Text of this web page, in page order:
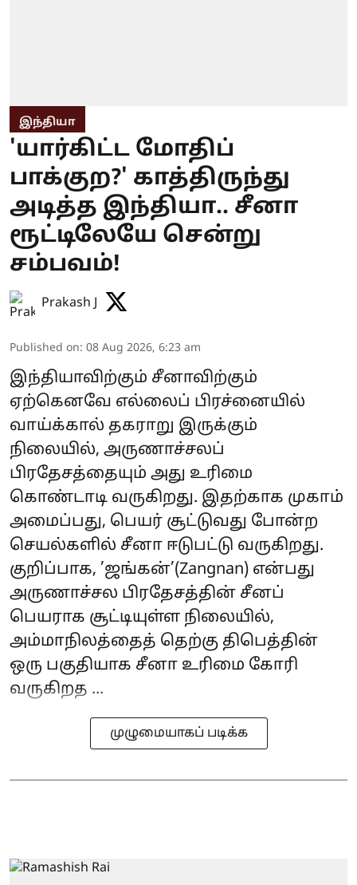
இந்தியா
'யார்கிட்ட மோதிப்
பாக்குற?' காத்திருந்து
அடித்த இந்தியா.. சீனா
ரூட்டிலேயே சென்று
சம்பவம்!
Prakash J
Published on: 08 Aug 2026, 6:23 am
இந்தியாவிற்கும் சீனாவிற்கும்
ஏற்கெனவே எல்லைப் பிரச்னையில்
வாய்க்கால் தகராறு இருக்கும்
நிலையில், அருணாச்சலப்
பிரதேசத்தையும் அது உரிமை
கொண்டாடி வருகிறது. இதற்காக முகாம்
அமைப்பது, பெயர் சூட்டுவது போன்ற
செயல்களில் சீனா ஈடுபட்டு வருகிறது.
குறிப்பாக, ’ஜங்கன்’(Zangnan) என்பது
அருணாச்சல பிரதேசத்தின் சீனப்
பெயராக சூட்டியுள்ள நிலையில்,
அம்மாநிலத்தைத் தெற்கு திபெத்தின்
ஒரு பகுதியாக சீனா உரிமை கோரி
வருகிறத ...
முழுமையாகப் படிக்க